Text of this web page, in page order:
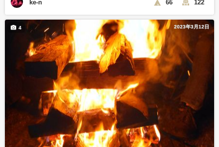
ke-n 66 122
2023年3月12日
4